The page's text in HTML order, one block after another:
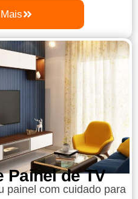
Painel de TV
painel com cuidado para